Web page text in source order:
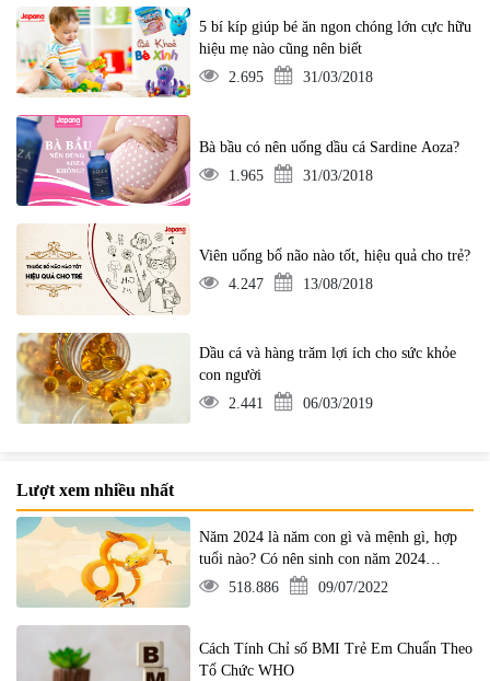
5 bí kíp giúp bé ăn ngon chóng lớn cực hữu
hiệu mẹ nào cũng nên biết
2.695
31/03/2018
Bà bầu có nên uống dầu cá Sardine Aoza?
1.965
31/03/2018
Viên uống bổ não nào tốt, hiệu quả cho trẻ?
4.247
13/08/2018
Dầu cá và hàng trăm lợi ích cho sức khỏe
con người
2.441
06/03/2019
Lượt xem nhiều nhất
Năm 2024 là năm con gì và mệnh gì, hợp
tuổi nào? Có nên sinh con năm 2024
không?518.886 09/07/2022
Cách Tính Chỉ số BMI Trẻ Em Chuẩn Theo
Tổ Chức WHO